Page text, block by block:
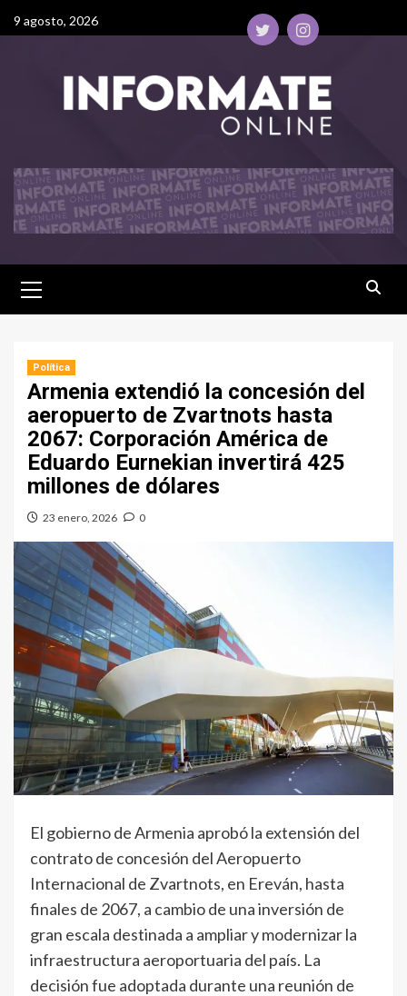
9 agosto, 2026
Política
Armenia extendió la concesión del
aeropuerto de Zvartnots hasta
2067: Corporación América de
Eduardo Eurnekian invertirá 425
millones de dólares
23 enero, 2026 0
El gobierno de Armenia aprobó la extensión del
contrato de concesión del Aeropuerto
Internacional de Zvartnots, en Ereván, hasta
finales de 2067, a cambio de una inversión de
gran escala destinada a ampliar y modernizar la
infraestructura aeroportuaria del país. La
decisión fue adoptada durante una reunión de